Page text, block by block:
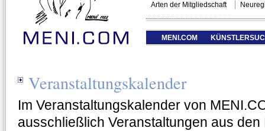
Arten der Mitgliedschaft
MENI.COM
Veranstaltungskalender
Im Veranstaltungskalender von
ausschließlich Veranstaltungen aus